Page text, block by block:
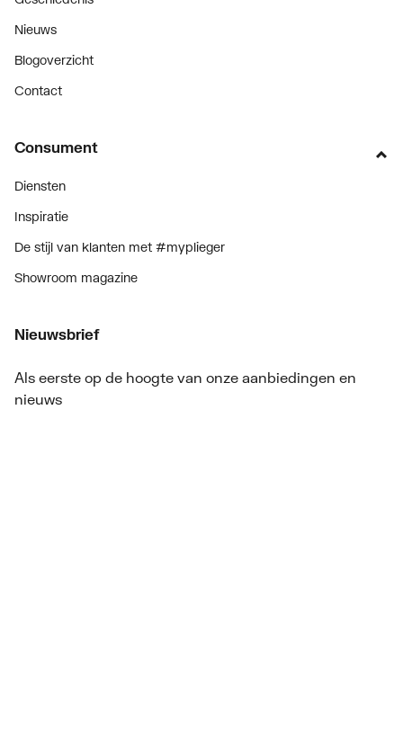
Nieuws
Blogoverzicht
Contact
Consument
Diensten
Inspiratie
De stijl van klanten met #myplieger
Showroom magazine
Nieuwsbrief
Als eerste op de hoogte van onze aanbiedingen en
nieuws